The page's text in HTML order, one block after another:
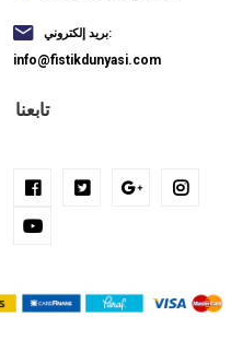
بريد إلكتروني:
info@fistikdunyasi.com
تابعنا